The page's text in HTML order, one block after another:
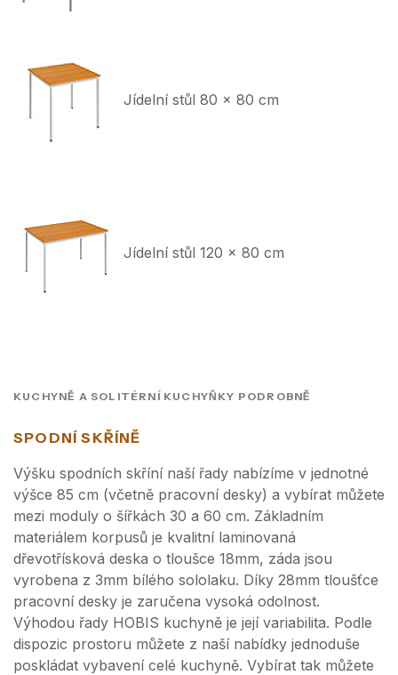
Jídelní stůl 80 x 80 cm
Jídelní stůl 120 x 80 cm
KUCHYNĚ A SOLITÉRNÍ KUCHYŇKY PODROBNĚ
SPODNÍ SKŘÍNĚ
Výšku spodních skříní naší řady nabízíme v jednotné
výšce 85 cm (včetně pracovní desky) a vybírat můžete
mezi moduly o šířkách 30 a 60 cm. Základním
materiálem korpusů je kvalitní laminovaná
dřevotřísková deska o tloušce 18mm, záda jsou
vyrobena z 3mm bílého sololaku. Díky 28mm tloušťce
pracovní desky je zaručena vysoká odolnost.
Výhodou řady HOBIS kuchyně je její variabilita. Podle
dispozic prostoru můžete z naší nabídky jednoduše
poskládat vybavení celé kuchyně. Vybírat tak můžete